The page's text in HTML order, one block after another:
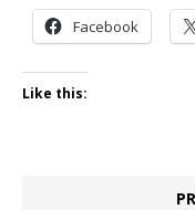
Facebook
Like this: